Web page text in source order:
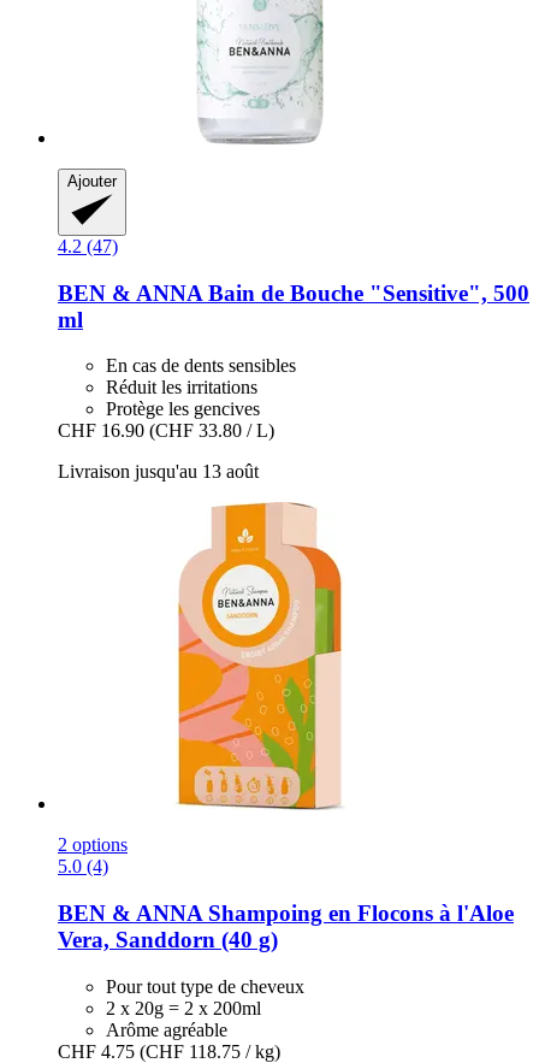
Ajouter
4.2 (47)
BEN & ANNA Bain de Bouche "Sensitive", 500
ml
En cas de dents sensibles
Réduit les irritations
Protège les gencives
CHF 16.90 (CHF 33.80 / L)
Livraison jusqu'au 13 août
2 options
5.0 (4)
BEN & ANNA Shampoing en Flocons à l'Aloe
Vera, Sanddorn (40 g)
Pour tout type de cheveux
2 x 20g = 2 x 200ml
Arôme agréable
CHF 4.75 (CHF 118.75 / kg)